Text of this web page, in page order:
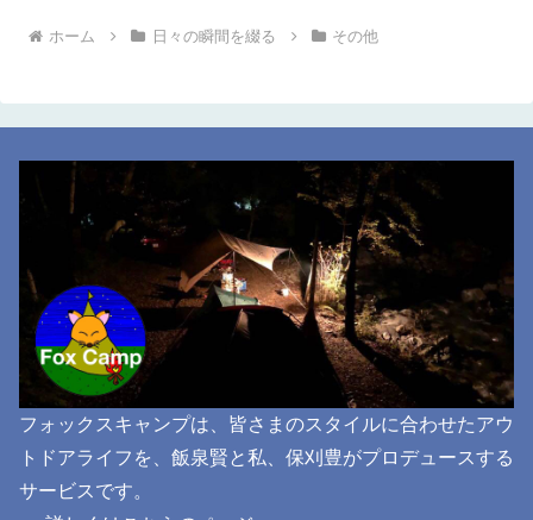
ホーム 日々の瞬間を綴る その他
フォックスキャンプは、皆さまのスタイルに合わせたアウ
トドアライフを、飯泉賢と私、保刈豊がプロデュースする
サービスです。